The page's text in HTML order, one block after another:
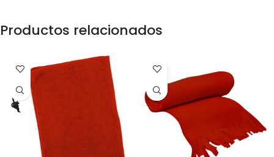
Productos relacionados